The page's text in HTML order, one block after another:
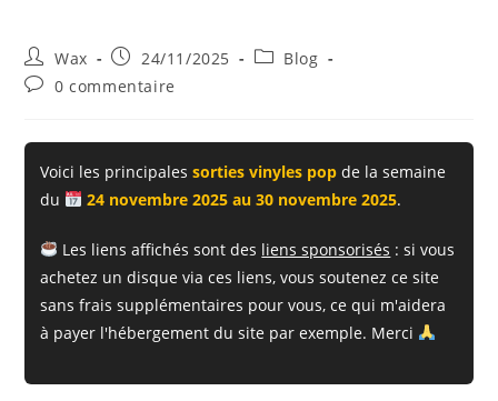
Auteur/autrice
de
la
Wax
Publication
publiée :
24/11/2025
PostBlog
Commentaires
publication :
0 commentaire
Voici les principalessorties vinyles pop de la semaine
du
24 novembre 2025 au 30 novembre 2025.
Les liens affichés sont des liens sponsorisés : si vous
achetez un disque via ces liens, vous soutenez ce site
sans frais supplémentaires pour vous, ce qui m'aidera
à payer l'hébergement du site par exemple. Merci